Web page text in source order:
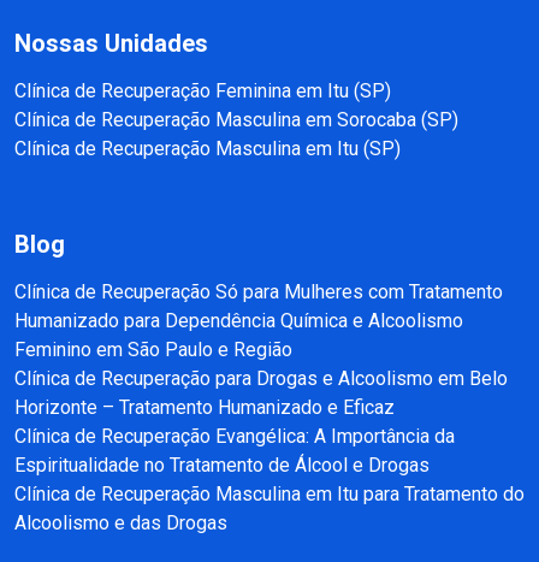
Nossas Unidades
Clínica de Recuperação Feminina em Itu (SP)
Clínica de Recuperação Masculina em Sorocaba (SP)
Clínica de Recuperação Masculina em Itu (SP)
Blog
Clínica de Recuperação Só para Mulheres com Tratamento
Humanizado para Dependência Química e Alcoolismo
Feminino em São Paulo e Região
Clínica de Recuperação para Drogas e Alcoolismo em Belo
Horizonte – Tratamento Humanizado e Eficaz
Clínica de Recuperação Evangélica: A Importância da
Espiritualidade no Tratamento de Álcool e Drogas
Clínica de Recuperação Masculina em Itu para Tratamento do
Alcoolismo e das Drogas